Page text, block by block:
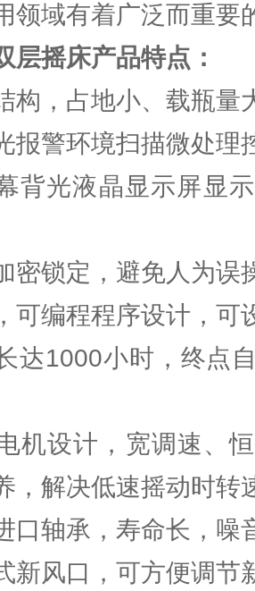
领域有着广泛而重要
层摇床产品特点：
构，占地小、载瓶量
报警环境扫描微处理
背光液晶显示屏显
密锁定，避免人为误
可编程程序设计，可
达1000小时，终点
机设计，宽调速、
，解决低速摇动时转
口轴承，寿命长，噪
新风口，可方便调节